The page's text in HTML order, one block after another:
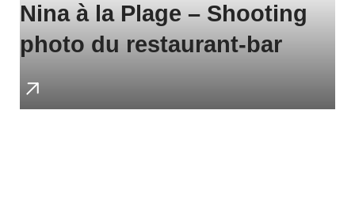
Nina à la Plage – Shooting
photo du restaurant-bar